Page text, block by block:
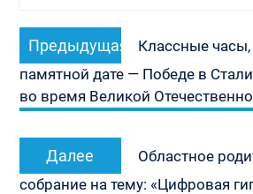
Навигация
по
записям
Предыдущая
запись:
Классные
памятной дате — Победе в
во время Великой
Далее
запись:
Областное
собрание на тему: «Цифровая